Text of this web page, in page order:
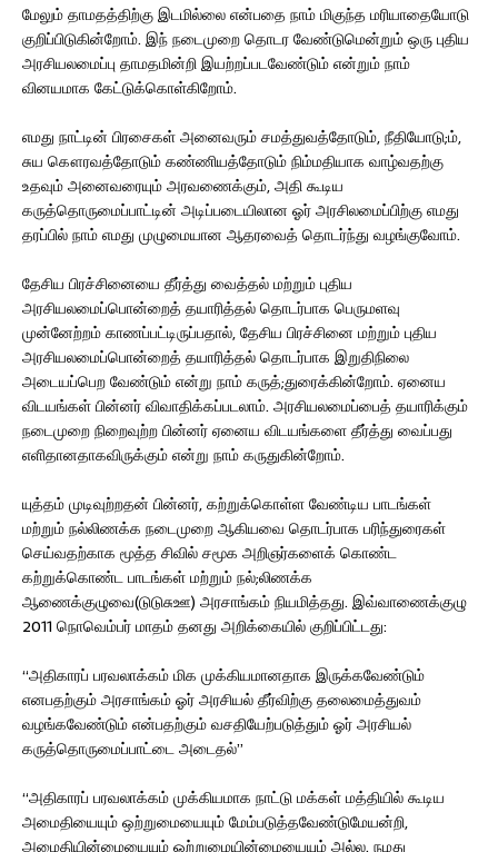
மேலும் தாமதத்திற்கு இடமில்லை என்பதை நாம் மிகுந்த மரியாதையோடு
குறிப்பிடுகின்றோம். இந் நடைமுறை தொடர வேண்டுமென்றும் ஒரு புதிய
அரசியலமைப்பு தாமதமின்றி இயற்றப்படவேண்டும் என்றும் நாம்
வினயமாக கேட்டுக்கொள்கிறோம்.
எமது நாட்டின் பிரசைகள் அனைவரும் சமத்துவத்தோடும், நீதியோடு;ம்,
சுய கௌரவத்தோடும் கண்ணியத்தோடும் நிம்மதியாக வாழ்வதற்கு
உதவும் அனைவரையும் அரவணைக்கும், அதி கூடிய
கருத்தொருமைப்பாட்டின் அடிப்படையிலான ஓர் அரசிலமைப்பிற்கு எமது
தரப்பில் நாம் எமது முழுமையான ஆதரவைத் தொடர்ந்து வழங்குவோம்.
தேசிய பிரச்சினையை தீர்த்து வைத்தல் மற்றும் புதிய
அரசியலமைப்பொன்றைத் தயாரித்தல் தொடர்பாக பெருமளவு
முன்னேற்றம் காணப்பட்டிருப்பதால், தேசிய பிரச்சினை மற்றும் புதிய
அரசியலமைப்பொன்றைத் தயாரித்தல் தொடர்பாக இறுதிநிலை
அடையப்பெற வேண்டும் என்று நாம் கருத்;துரைக்கின்றோம். ஏனைய
விடயங்கள் பின்னர் விவாதிக்கப்படலாம். அரசியலமைப்பைத் தயாரிக்கும்
நடைமுறை நிறைவுற்ற பின்னர் ஏனைய விடயங்களை தீர்த்து வைப்பது
எளிதானதாகவிருக்கும் என்று நாம் கருதுகின்றோம்.
யுத்தம் முடிவுற்றதன் பின்னர், கற்றுக்கொள்ள வேண்டிய பாடங்கள்
மற்றும் நல்லிணக்க நடைமுறை ஆகியவை தொடர்பாக பரிந்துரைகள்
செய்வதற்காக மூத்த சிவில் சமூக அறிஞர்களைக் கொண்ட
கற்றுக்கொண்ட பாடங்கள் மற்றும் நல்;லிணக்க
ஆணைக்குழுவை(டுடுசுஊ) அரசாங்கம் நியமித்தது. இவ்வாணைக்குழு
2011 நொவெம்பர் மாதம் தனது அறிக்கையில் குறிப்பிட்டது:
“அதிகாரப் பரவலாக்கம் மிக முக்கியமானதாக இருக்கவேண்டும்
எனபதற்கும் அரசாங்கம் ஓர் அரசியல் தீர்விற்கு தலைமைத்துவம்
வழங்கவேண்டும் என்பதற்கும் வசதியேற்படுத்தும் ஓர் அரசியல்
கருத்தொருமைப்பாட்டை அடைதல்”
“அதிகாரப் பரவலாக்கம் முக்கியமாக நாட்டு மக்கள் மத்தியில் கூடிய
அமைதியையும் ஒற்றுமையையும் மேம்படுத்தவேண்டுமேயன்றி,
அமைதியின்மையையும் ஒற்றுமையின்மையையும் அல்ல. நமது